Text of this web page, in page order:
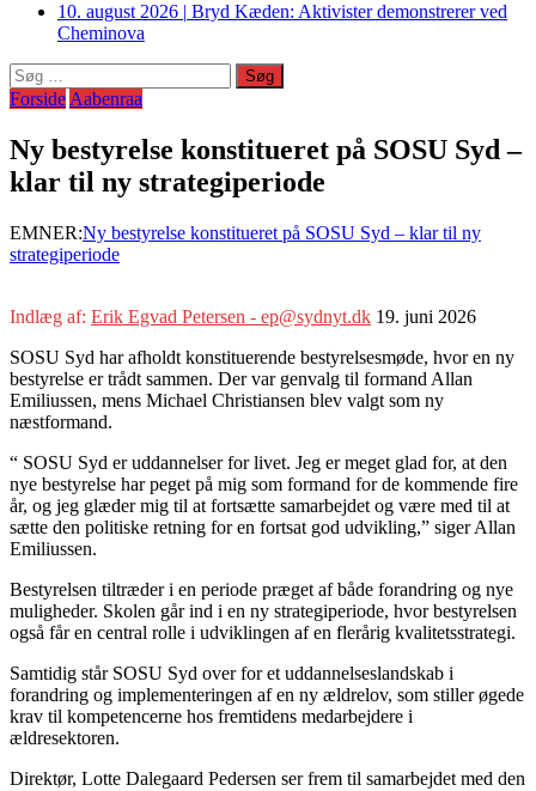
10. august 2026 | Bryd Kæden: Aktivister demonstrerer ved
Cheminova
Søg
efter:
Forside Aabenraa
Ny bestyrelse konstitueret på SOSU Syd –
klar til ny strategiperiode
EMNER:Ny bestyrelse konstitueret på SOSU Syd – klar til ny
strategiperiode
Indlæg af: Erik Egvad Petersen - ep@sydnyt.dk 19. juni 2026
SOSU Syd har afholdt konstituerende bestyrelsesmøde, hvor en ny
bestyrelse er trådt sammen. Der var genvalg til formand Allan
Emiliussen, mens Michael Christiansen blev valgt som ny
næstformand.
“ SOSU Syd er uddannelser for livet. Jeg er meget glad for, at den
nye bestyrelse har peget på mig som formand for de kommende fire
år, og jeg glæder mig til at fortsætte samarbejdet og være med til at
sætte den politiske retning for en fortsat god udvikling,” siger Allan
Emiliussen.
Bestyrelsen tiltræder i en periode præget af både forandring og nye
muligheder. Skolen går ind i en ny strategiperiode, hvor bestyrelsen
også får en central rolle i udviklingen af en flerårig kvalitetsstrategi.
Samtidig står SOSU Syd over for et uddannelseslandskab i
forandring og implementeringen af en ny ældrelov, som stiller øgede
krav til kompetencerne hos fremtidens medarbejdere i
ældresektoren.
Direktør, Lotte Dalegaard Pedersen ser frem til samarbejdet med den